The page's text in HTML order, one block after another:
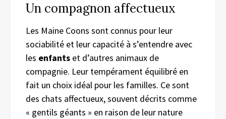
Un compagnon affectueux
Les Maine Coons sont connus pour leur
sociabilité et leur capacité à s’entendre avec
les enfants et d’autres animaux de
compagnie. Leur tempérament équilibré en
fait un choix idéal pour les familles. Ce sont
des chats affectueux, souvent décrits comme
« gentils géants » en raison de leur nature